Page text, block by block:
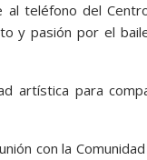
teléfono del
y pasión por el
artística para
con la